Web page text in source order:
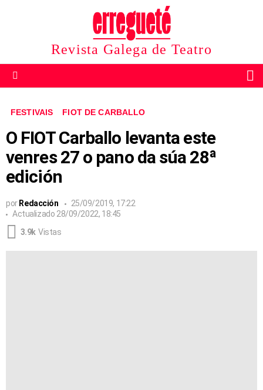
Revista Galega de Teatro
FESTIVAIS FIOT DE CARBALLO
O FIOT Carballo levanta este
venres 27 o pano da súa 28ª
edición
por Redacción
25/09/2019, 17:22
Actualizado 28/09/2022, 18:45
3.9k Vistas